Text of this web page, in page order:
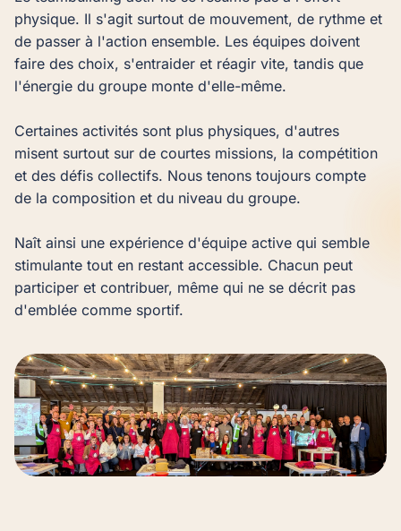
physique. Il s'agit surtout de mouvement, de rythme et
de passer à l'action ensemble. Les équipes doivent
faire des choix, s'entraider et réagir vite, tandis que
l'énergie du groupe monte d'elle-même.
Certaines activités sont plus physiques, d'autres
misent surtout sur de courtes missions, la compétition
et des défis collectifs. Nous tenons toujours compte
de la composition et du niveau du groupe.
Naît ainsi une expérience d'équipe active qui semble
stimulante tout en restant accessible. Chacun peut
participer et contribuer, même qui ne se décrit pas
d'emblée comme sportif.